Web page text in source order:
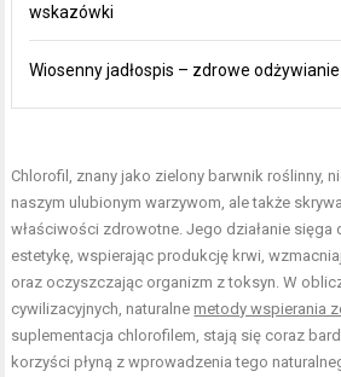
wskazówki
Wiosenny jadłospis – zdrowe
Chlorofil, znany jako zielony barwnik roślinny,
naszym ulubionym warzywom, ale także
właściwości zdrowotne. Jego działanie sięga
estetykę, wspierając produkcję krwi,
oraz oczyszczając organizm z toksyn. W
cywilizacyjnych, naturalne metody wspierania
suplementacja chlorofilem, stają się coraz
korzyści płyną z wprowadzenia tego